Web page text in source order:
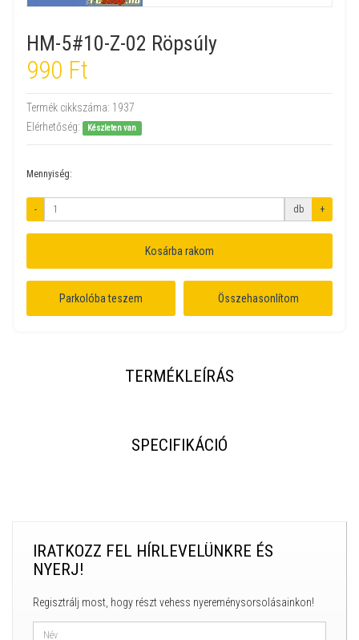
HM-5#10-Z-02 Röpsúly
990 Ft
Termék cikkszáma: 1937
Elérhetőség:
Készleten van
Mennyiség:
- db +
Kosárba rakom
Parkolóba teszem Összehasonlítom
TERMÉKLEÍRÁS
SPECIFIKÁCIÓ
IRATKOZZ FEL HÍRLEVELÜNKRE ÉS
NYERJ!
Regisztrálj most, hogy részt vehess nyereménysorsolásainkon!